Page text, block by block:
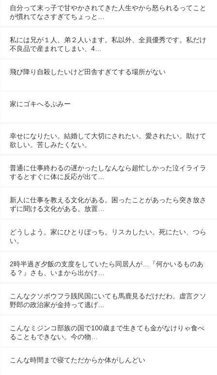
自分って末っ子で甘やかされてきた人生やから怒られるってこと
が慣れてなさすぎてちょっと…
私には兄が１人、弟２人います。私以外、全員優秀です。私だけ
不良品で産まれてしまい、4…
飛び降り自殺したいけど田舎すぎてする場所がない
家にゴキへるぷみー
幸せになりたい。結婚して大切にされたい。愛されたい。助けて
欲しい。苦しみたくない。
普通に仕事終わるの遅かったしなんなら超忙しかった泣イライラ
するとすぐに体に反応が出て…
新人に仕事を教える文化がある。困ったことがあったら突き放さ
ずに聞ける文化がある。放置…
どうしよう。家にひとりぼっち。リスカしたい。死にたい、つら
い。
2時半過ぎ夕飯の支度をしていたら同居人が…『何かいるものあ
る？』さも、いまから出かけ…
こんなクソボウフラ賎民国にいても馬鹿見るだけだわ。虚言クソ
野郎の政治家が金持って逃げ…
こんなミジンコ部族の国で100歳まで生きても金がなけりゃ食べ
ることもできない。今の物…
こんな時間まで寝てただからか体がしんどい